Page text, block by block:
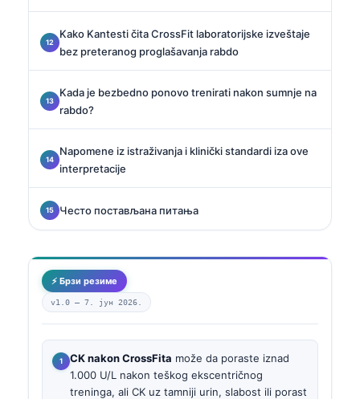
Kako Kantesti čita CrossFit laboratorijske izveštaje
bez preteranog proglašavanja rabdo
Kada je bezbedno ponovo trenirati nakon sumnje na
rabdo?
Napomene iz istraživanja i klinički standardi iza ove
interpretacije
Често постављана питања
⚡ Брзи резиме
v1.0 — 7. јун 2026.
CK nakon CrossFita može da poraste iznad
1.000 U/L nakon teškog ekscentričnog
treninga, ali CK uz tamniji urin, slabost ili porast